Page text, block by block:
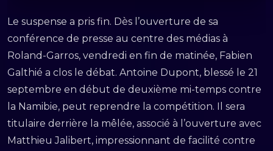
Le suspense a pris fin. Dès l’ouverture de sa
conférence de presse au centre des médias à
Roland-Garros, vendredi en fin de matinée, Fabien
Galthié a clos le débat. Antoine Dupont, blessé le 21
septembre en début de deuxième mi-temps contre
la Namibie, peut reprendre la compétition. Il sera
titulaire derrière la mêlée, associé à l’ouverture avec
Matthieu Jalibert, impressionnant de facilité contre